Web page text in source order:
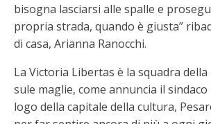
bisogna lasciarsi alle spalle e
propria strada, quando è giusta”
di casa, Arianna Ranocchi.
La Victoria Libertas è la squadra
sule maglie, come annuncia il sindaco
logo della capitale della cultura,